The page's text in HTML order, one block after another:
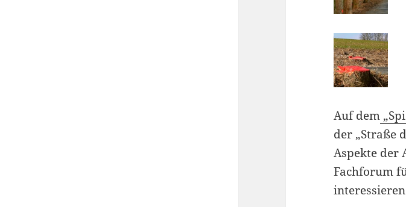
Auf dem
der „Straße
Aspekte der
Fachforum